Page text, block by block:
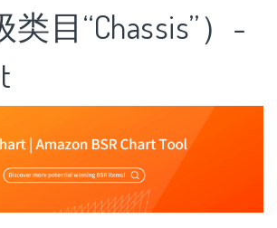
目“Chassis”）-